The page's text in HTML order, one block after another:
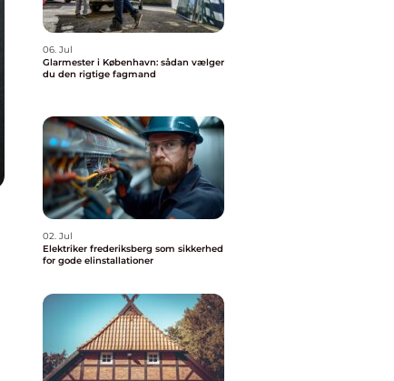
06. Jul
Glarmester i København: sådan vælger
du den rigtige fagmand
02. Jul
Elektriker frederiksberg som sikkerhed
for gode elinstallationer